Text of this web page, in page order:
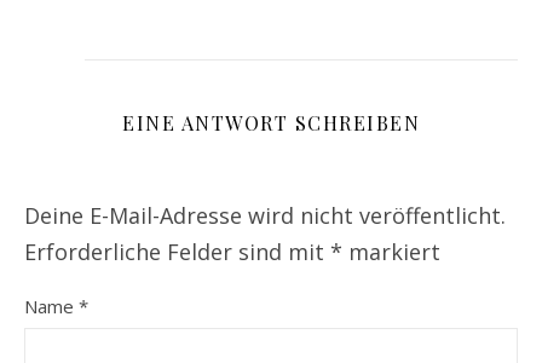
EINE ANTWORT SCHREIBEN
Deine E-Mail-Adresse wird nicht veröffentlicht.
Erforderliche Felder sind mit * markiert
Name *